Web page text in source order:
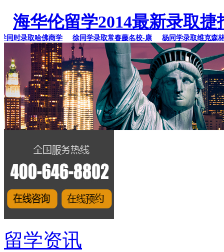
海华伦留学2014最新录取捷
录取哈佛商学 徐同学录取常春藤名校-康 杨同学录取维克森林大
留学资讯